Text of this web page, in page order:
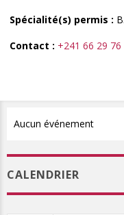
Spécialité(s) permis :
Contact : +241 66 29 76
Aucun événement
CALENDRIER